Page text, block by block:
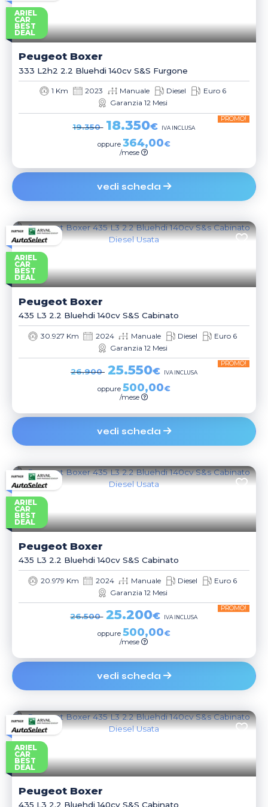
ARIEL
CAR
BEST
DEAL
Peugeot Boxer
333 L2h2 2.2 Bluehdi 140cv S&s Furgone
1 Km 2023 Manuale Diesel
Euro 6
Garanzia 12 Mesi
19.350 18.350€
PROMO!
IVA INCLUSA
oppure 364,00€
/mese
vedi scheda
ARIEL
CAR
BEST
DEAL
Peugeot Boxer
435 L3 2.2 Bluehdi 140cv S&s Cabinato
30.927 Km 2024 Manuale Diesel
Euro 6
Garanzia 12 Mesi
26.900 25.550€
PROMO!
IVA INCLUSA
oppure 500,00€
/mese
vedi scheda
ARIEL
CAR
BEST
DEAL
Peugeot Boxer
435 L3 2.2 Bluehdi 140cv S&s Cabinato
20.979 Km 2024 Manuale Diesel
Euro 6
Garanzia 12 Mesi
26.500 25.200€
PROMO!
IVA INCLUSA
oppure 500,00€
/mese
vedi scheda
ARIEL
CAR
BEST
DEAL
Peugeot Boxer
435 L3 2.2 Bluehdi 140cv S&s Cabinato